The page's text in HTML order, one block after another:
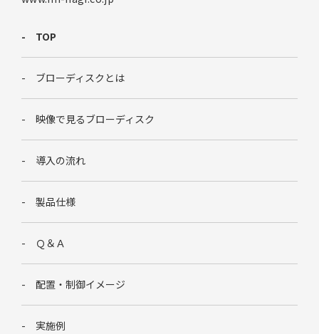
TOP
ブローディスクとは
映像で見るブローディスク
導入の流れ
製品仕様
Ｑ＆Ａ
配置・制御イメージ
実施例